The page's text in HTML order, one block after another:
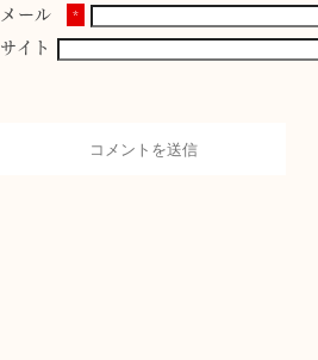
メール *
サイト